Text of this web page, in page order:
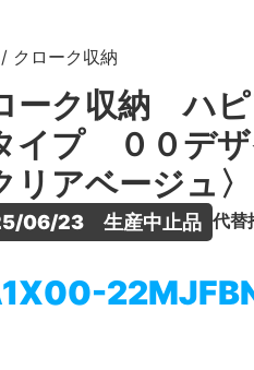
クローク収納
ーク収納 ハ
イプ ００デ
リアベージ
06/23　生産中止品 代替